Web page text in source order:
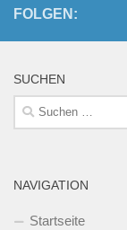
FOLGEN:
SUCHEN
Suchen
nach:
NAVIGATION
Startseite